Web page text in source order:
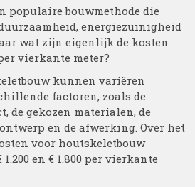
populaire bouwmethode die
energiezuinigheid
wat zijn eigenlijk de kosten
vierkante meter?
kunnen variëren
factoren, zoals de
de gekozen materialen, de
en de afwerking. Over het
voor houtskeletbouw
en € 1.800 per vierkante